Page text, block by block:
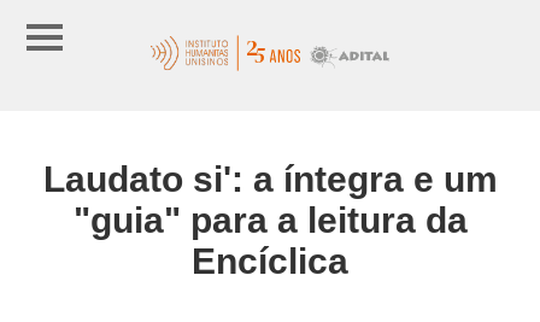
Laudato si': a íntegra e um
"guia" para a leitura da
Encíclica